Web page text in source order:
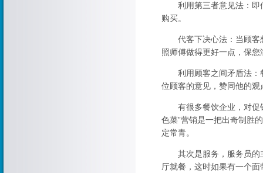
利用第三者意见法：即借
购买。
代客下决心法：当顾客想
照师傅做得更好一点，保您
利用顾客之间矛盾法：餐
位顾客的意见，赞同他的
有很多餐饮企业，对促销
色菜”营销是一把出奇制胜
定常青。
其次是服务，服务员的主
厅就餐，这时如果有一个